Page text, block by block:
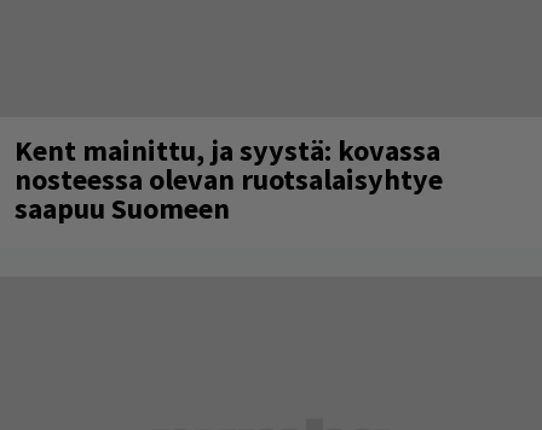
Kent mainittu, ja syystä: kovassa
nosteessa olevan ruotsalaisyhtye
saapuu Suomeen